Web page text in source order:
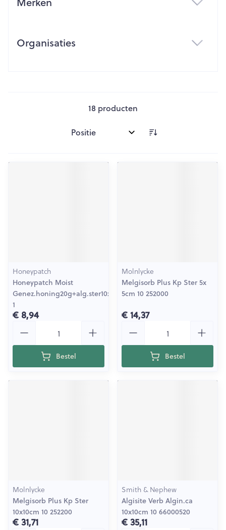
Organisaties
18 producten
Sorteer op:
Honeypatch
Honeypatch Moist
Genez.honing20g+alg.ster10x10cm
1
€ 8,94
Bestel
Molnlycke
Melgisorb Plus Kp Ster 5x
5cm 10 252000
€ 14,37
Bestel
Molnlycke
Melgisorb Plus Kp Ster
10x10cm 10 252200
€ 31,71
Smith & Nephew
Algisite Verb Algin.ca
10x10cm 10 66000520
€ 35,11